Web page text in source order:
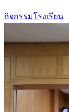
กิจกรรมโรงเรียน